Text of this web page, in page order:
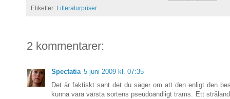
Etiketter: Litteraturpriser
2 kommentarer:
Spectatia 5 juni 2009 kl. 07:35
Det är faktiskt sant det du säger om att den enligt den
kunna vara värsta sortens pseudoandligt trams. Ett